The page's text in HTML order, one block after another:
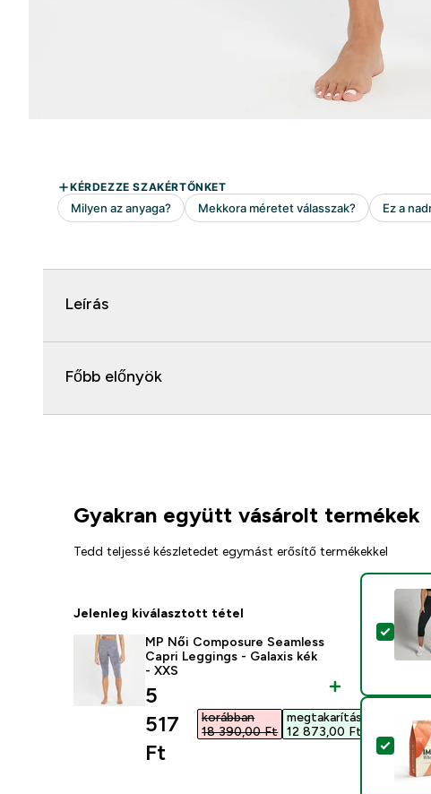
Leírás
Főbb előnyök
Gyakran együtt vásárolt termékek
Tedd teljessé készletedet egymást erősítő termékekkel
Jelenleg kiválasztott tétel
MP Női Composure Seamless
Capri Leggings - Galaxis kék
- XXS
discounted price
5
517
Ft‎
korábban
18 390,00 Ft‎
megtakarítás
12 873,00 Ft‎